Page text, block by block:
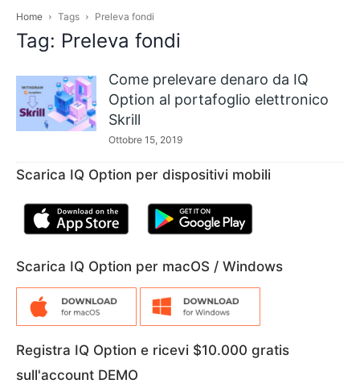
Home Tags Preleva fondi
Tag: Preleva fondi
Come prelevare denaro da IQ
Option al portafoglio elettronico
Skrill
Ottobre 15, 2019
Scarica IQ Option per dispositivi mobili
Scarica IQ Option per macOS / Windows
Registra IQ Option e ricevi $10.000 gratis
sull'account DEMO